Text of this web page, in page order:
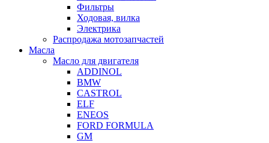
Фильтры
Ходовая, вилка
Электрика
Распродажа мотозапчастей
Масла
Масло для двигателя
ADDINOL
BMW
CASTROL
ELF
ENEOS
FORD FORMULA
GM